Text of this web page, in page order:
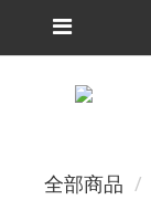
全部商品